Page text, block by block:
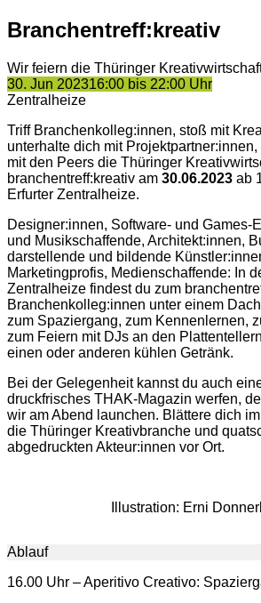
Branchentreff:kreativ
Wir feiern die Thüringer
30. Jun 202316:00 bis 22:00 Uhr
Zentralheize
Triff Branchenkolleg:innen, stoß mit
unterhalte dich mit
mit den Peers die Thüringer
branchentreff:kreativ am 30.06.2023 ab
Erfurter Zentralheize.
Designer:innen, Software- und Games-
und Musikschaffende, Architekt:innen,
darstellende und bildende
Marketingprofis, Medienschaffende: In
Zentralheize findest du zum
Branchenkolleg:innen unter einem
zum Spaziergang, zum Kennenlernen,
zum Feiern mit DJs an den
einen oder anderen kühlen Getränk.
Bei der Gelegenheit kannst du auch
druckfrisches THAK-Magazin werfen,
wir am Abend launchen. Blättere dich
die Thüringer Kreativbranche und
abgedruckten Akteur:innen vor Ort.
Illustration: Erni
Ablauf
16.00 Uhr – Aperitivo Creativo: